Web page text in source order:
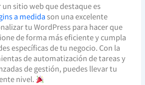
un sitio web que destaque es
a medida son una excelente
tu WordPress para hacer que
de forma más eficiente y cumpla
específicas de tu negocio. Con la
de automatización de tareas y
de gestión, puedes llevar tu
nivel.